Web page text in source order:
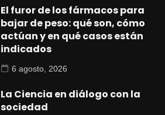
El furor de los fármacos para
bajar de peso: qué son, cómo
actúan y en qué casos están
indicados
6 agosto, 2026
La Ciencia en diálogo con la
sociedad